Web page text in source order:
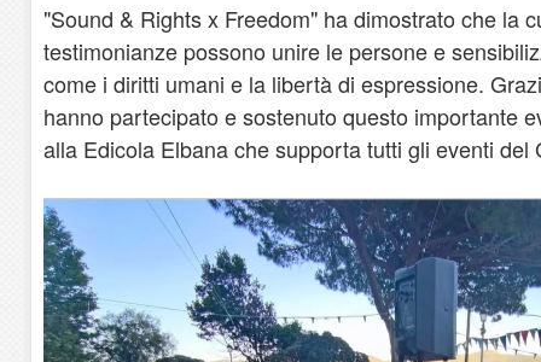
"Sound & Rights x Freedom" ha dimostrato che la
testimonianze possono unire le persone e
come i diritti umani e la libertà di espressione.
hanno partecipato e sostenuto questo importante
alla Edicola Elbana che supporta tutti gli eventi del